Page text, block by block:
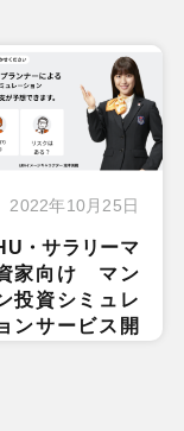
2022年10月25日
・サラリーマ
家向け マン
投資シミュレ
ンサービス開